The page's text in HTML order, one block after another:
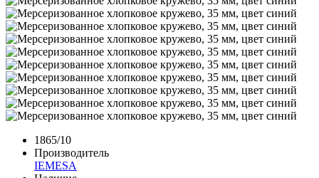
1865/10
Производитель
IEMESA